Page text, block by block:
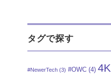
タグで探す
#NewerTech (3) #OWC (4) 4K